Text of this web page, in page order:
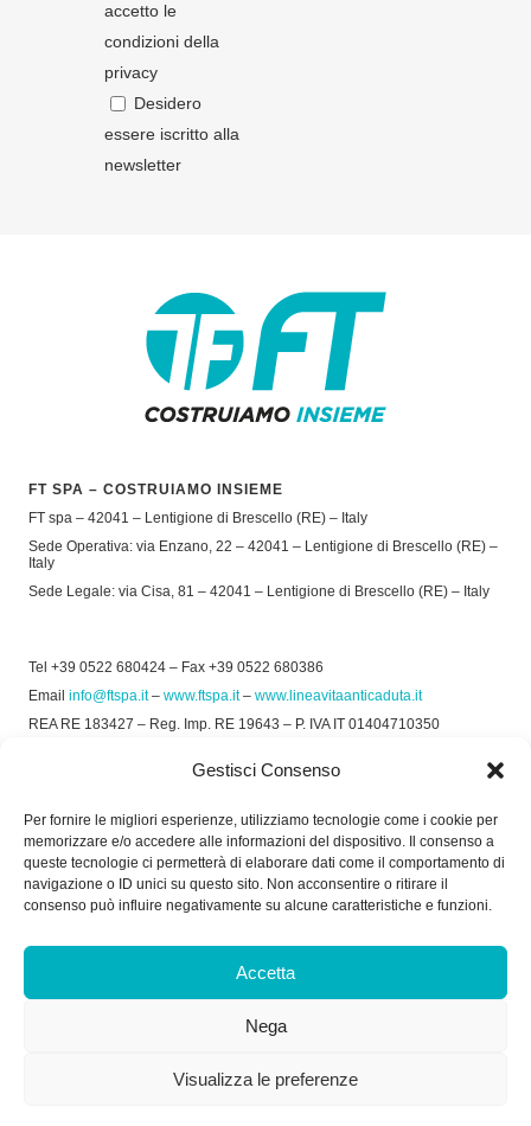
Gestisci Consenso
Per fornire le migliori esperienze, utilizziamo tecnologie come i cookie per
memorizzare e/o accedere alle informazioni del dispositivo. Il consenso a
queste tecnologie ci permetterà di elaborare dati come il comportamento di
navigazione o ID unici su questo sito. Non acconsentire o ritirare il
consenso può influire negativamente su alcune caratteristiche e funzioni.
Accetta
Nega
Visualizza le preferenze
accetto le
condizioni della
privacy
Desidero
essere iscritto alla
newsletter
FT SPA – COSTRUIAMO INSIEME
FT spa – 42041 – Lentigione di Brescello (RE) – Italy
Sede Operativa: via Enzano, 22 – 42041 – Lentigione di Brescello (RE) –
Italy
Sede Legale: via Cisa, 81 – 42041 – Lentigione di Brescello (RE) – Italy
Tel +39 0522 680424 – Fax +39 0522 680386
Email info@ftspa.it– www.ftspa.it– www.lineavitaanticaduta.it
REA RE 183427 – Reg. Imp. RE 19643 – P. IVA IT 01404710350
Privacy Policy–Cookie Policy
SOCIAL
Dal Lunedì al Venerdì: 8.00/12.30 - 13.30/17.30
Dal Lunedì al Venerdì: 7.30/11.30 - 13.30/17.00